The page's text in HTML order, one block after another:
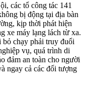
các tổ công tác 141
bị động tại địa bàn
kịp thời phát hiện
xe máy lạng lách từ xa.
chạy phải truy đuổi
vụ, quá trình di
đảm an toàn cho người
ngay cả các đối tượng